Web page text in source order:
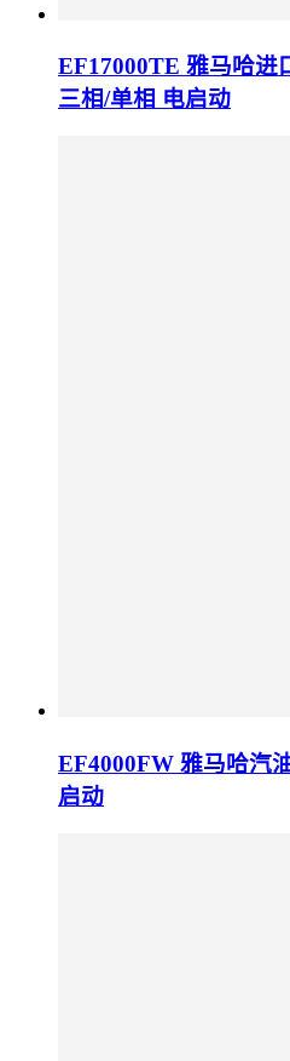
EF17000TE 雅马哈进
三相/单相 电启动
EF4000FW 雅马哈汽
启动